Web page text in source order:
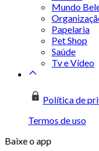
Mundo
Papelaria
Pet Shop
Saúde
Tv e Vídeo
Política de
Termos de uso
Baixe o app